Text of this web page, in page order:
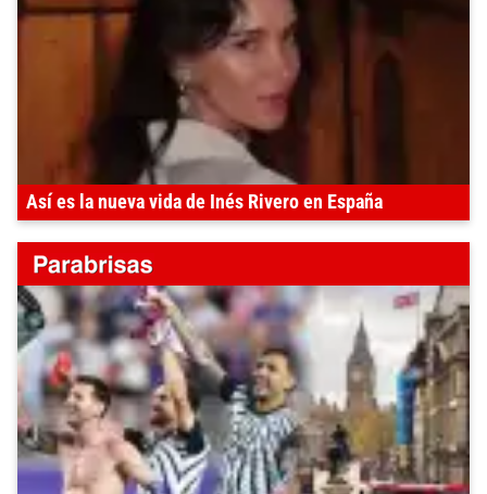
Así es la nueva vida de Inés Rivero en España